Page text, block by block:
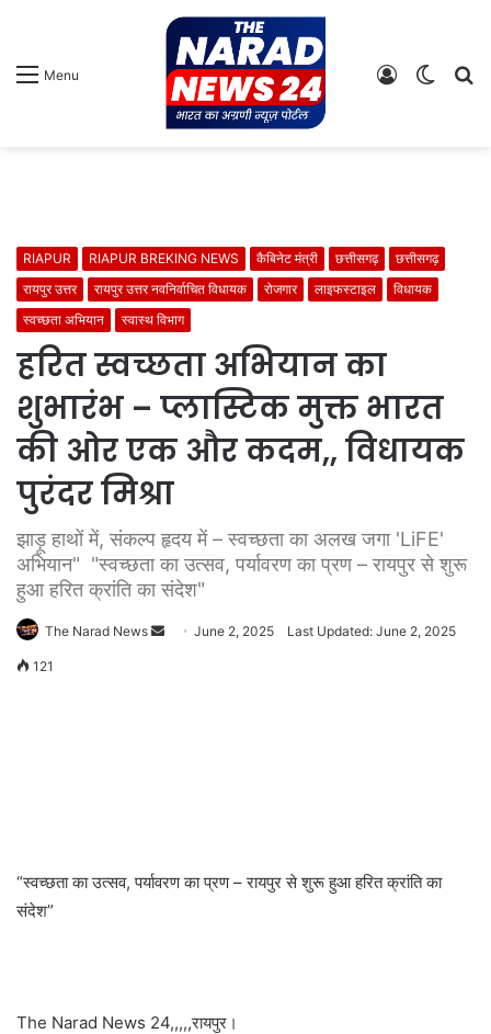
Menu
Switch
Log
RIAPUR RIAPUR BREKING NEWS कैबिनेट मंत्री छत्तीसगढ़
छत्तीसगढ़
रायपुर उत्तर
रायपुर उत्तर नवनिर्वाचित विधायक रोजगार लाइफस्टाइल
विधायक
स्वच्छता अभियान
स्वास्थ विभाग
हरित स्वच्छता अभियान का
शुभारंभ – प्लास्टिक मुक्त भारत
की ओर एक और कदम,, विधायक
पुरंदर मिश्रा
झाड़ू हाथों में, संकल्प हृदय में – स्वच्छता का अलख जगा 'LiFE'
अभियान" "स्वच्छता का उत्सव, पर्यावरण का प्रण – रायपुर से शुरू
हुआ हरित क्रांति का संदेश"
The Narad News
Send June 2, 2025 Last Updated: June 2, 2025
121
“स्वच्छता का उत्सव, पर्यावरण का प्रण – रायपुर से शुरू हुआ हरित क्रांति का
संदेश”
The Narad News 24,,,,,रायपुर।